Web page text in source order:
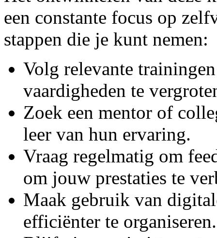
een constante focus op
stappen die je kunt nemen:
Volg relevante
vaardigheden te
Zoek een mentor of
leer van hun ervaring.
Vraag regelmatig om
om jouw prestaties te
Maak gebruik van
efficiënter te organiseren.